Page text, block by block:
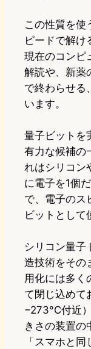
この性質を使
ピードで解け
現在のコンピ
解読や、新薬
で終わらせる
います。
量子ビットを
有力な候補の
れはシリコン
に電子を1個
で、電子のス
ビットとして
シリコン量子
造技術をその
用化には多く
て閉じ込めて
−273°C付近
きさの装置の
「スマホと